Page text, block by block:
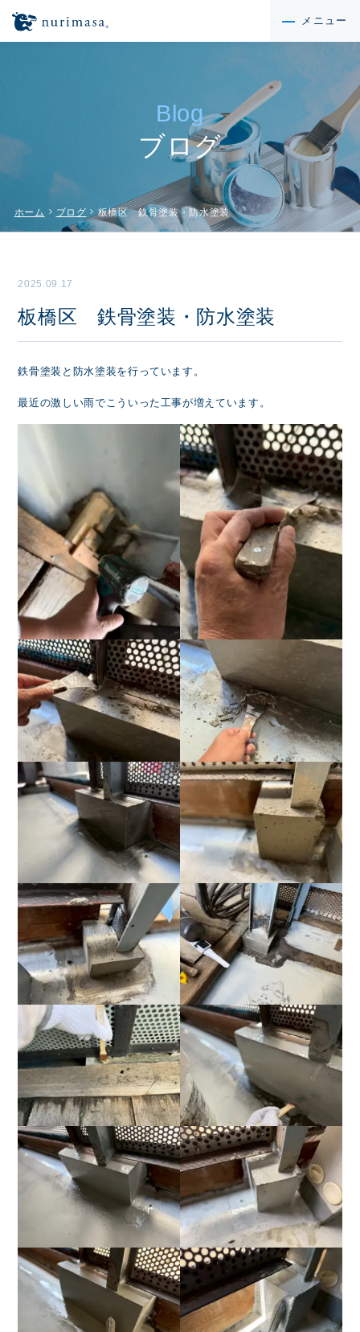
メニュー
Blog
ブログ
ホーム chevron_right ブログ chevron_right板橋区 鉄骨塗装・防水塗装
2025.09.17
板橋区 鉄骨塗装・防水塗装
鉄骨塗装と防水塗装を行っています。
最近の激しい雨でこういった工事が増えています。